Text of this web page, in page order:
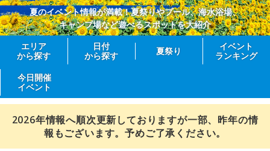
夏のイベント情報が満載！夏祭りやプール、海水浴場、
キャンプ場など遊べるスポットを大紹介
エリア
から探す
日付
から探す
夏祭り
イベント
ランキング
今日開催
イベント
2026年情報へ順次更新しておりますが一部、昨年の情
報もございます。予めご了承ください。